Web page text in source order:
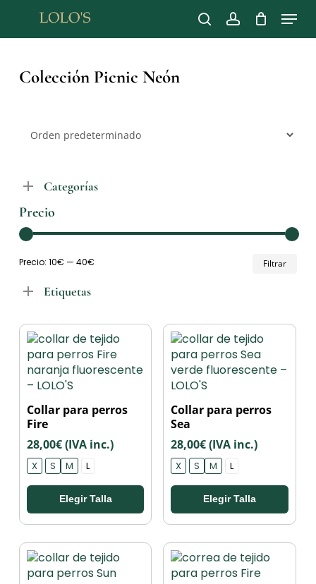
main
search
Menu
Colección Picnic Neón
Categorías
Precio
Filtrar
Precio: 10€ — 40€
Etiquetas
producto
tiene
múltiples
variantes.
Las
opciones
se
pueden
elegir
en
la
Collar para perros
Fire
28,00€(IVA inc.)
X S M L
Elegir Talla
producto
tiene
múltiples
variantes.
Las
opciones
se
pueden
elegir
en
la
Collar para perros
Sea
28,00€(IVA inc.)
X S M L
Elegir Talla
Close